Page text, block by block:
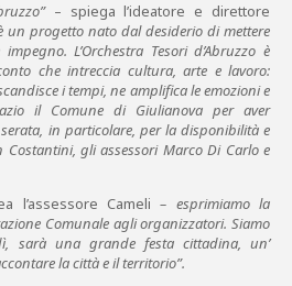
– spiega l’ideatore e direttore
un progetto nato dal desiderio di mettere
L’Orchestra Tesori d’Abruzzo è
che intreccia cultura, arte e lavoro:
i tempi, ne amplifica le emozioni e
il Comune di Giulianova per aver
in particolare, per la disponibilità e
Costantini, gli assessori Marco Di Carlo e
l’assessore Cameli– esprimiamo la
Comunale agli organizzatori. Siamo
sarà una grande festa cittadina, un’
la città e il territorio”.